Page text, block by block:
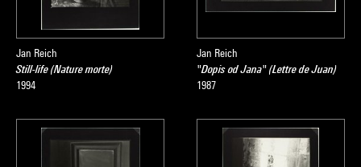
Jan Reich
Still-life (Nature morte)
1994
Jan Reich
"Dopis od Jana" (Lettre de Juan)
1987